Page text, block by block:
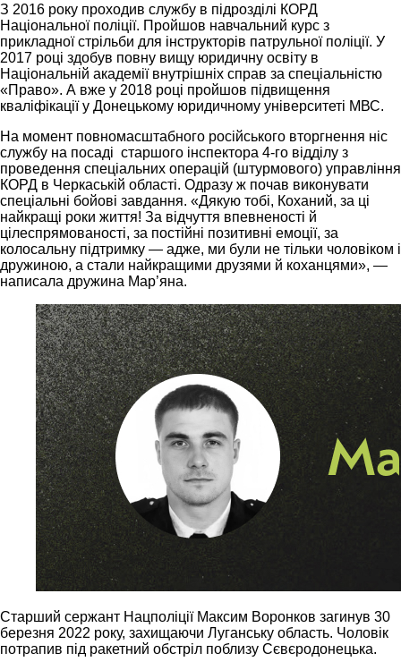
З 2016 року проходив службу в підрозділі КОРД
Національної поліції. Пройшов навчальний курс з
прикладної стрільби для інструкторів патрульної поліції. У
2017 році здобув повну вищу юридичну освіту в
Національній академії внутрішніх справ за спеціальністю
«Право». А вже у 2018 році пройшов підвищення
кваліфікації у Донецькому юридичному університеті МВС.
На момент повномасштабного російського вторгнення ніс
службу на посаді старшого інспектора 4-го відділу з
проведення спеціальних операцій (штурмового) управління
КОРД в Черкаській області. Одразу ж почав виконувати
спеціальні бойові завдання. «Дякую тобі, Коханий, за ці
найкращі роки життя! За відчуття впевненості й
цілеспрямованості, за постійні позитивні емоції, за
колосальну підтримку — адже, ми були не тільки чоловіком і
дружиною, а стали найкращими друзями й коханцями», —
написала дружина Мар’яна.
Старший сержант Нацполіції Максим Воронков загинув 30
березня 2022 року, захищаючи Луганську область. Чоловік
потрапив під ракетний обстріл поблизу Сєвєродонецька.